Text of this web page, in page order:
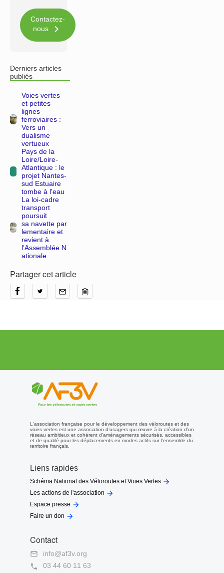
Contactez-
nous

Derniers articles
publiés
Voies vertes
et petites
lignes
ferroviaires :
Vers un
dualisme
vertueux
Pays de la
Loire/Loire-
Atlantique : le
projet Nantes-
sud Estuaire
tombe à l'eau
La loi-cadre
transport
poursuit
sa navette par
lementaire et
revient à
l’Assemblée N
ationale
Partager cet article
L'association française pour le développement des véloroutes et des
voies vertes est une association d'usagers qui œuvre à la création d'un
réseau ambitieux et cohérent d'aménagements sécurisés, accessibles
et de qualité pour les déplacements en modes actifs sur l'ensemble du
territoire français.
Liens rapides
Schéma National des Véloroutes et Voies Vertes 
Les actions de l'association 
Espace presse 
Faire un don 
Contact

info@af3v.org

03 44 60 11 63